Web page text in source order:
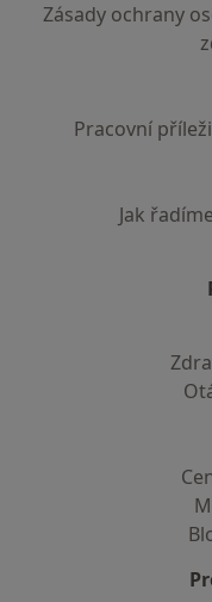
Zásady ochrany
Pracovní
Jak